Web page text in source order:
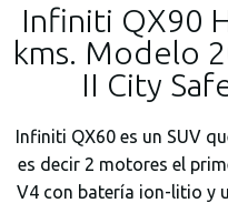
Infiniti QX90
kms. Modelo
II City
Infiniti QX60 es un SUV
es decir 2 motores el
V4 con batería ion-litio y